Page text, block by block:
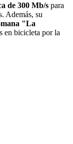
de 300 Mb/s para
Además, su
"La
en bicicleta por la